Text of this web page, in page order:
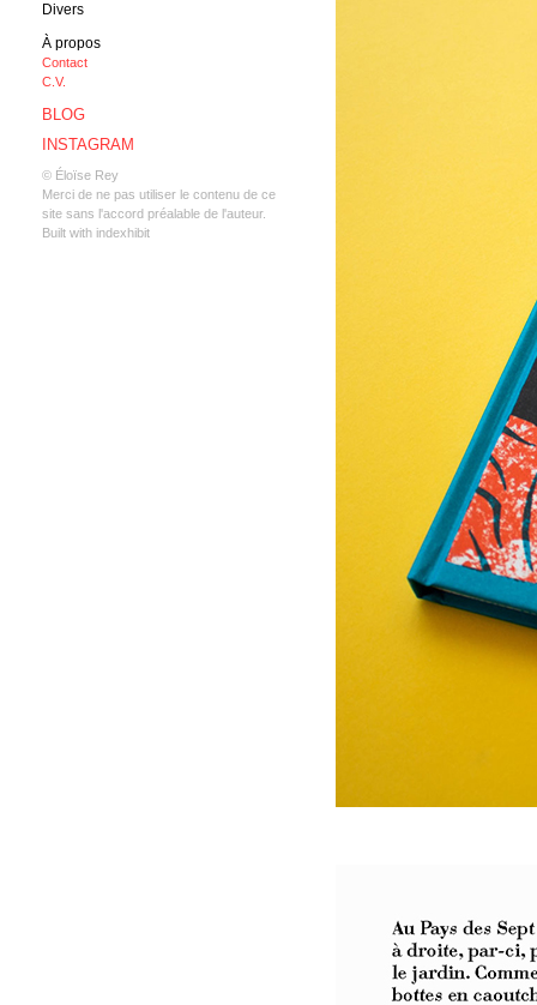
Divers
À propos
Contact
C.V.
BLOG
INSTAGRAM
© Éloïse Rey
Merci de ne pas utiliser le contenu de ce
site sans l'accord préalable de l'auteur.
Built with indexhibit